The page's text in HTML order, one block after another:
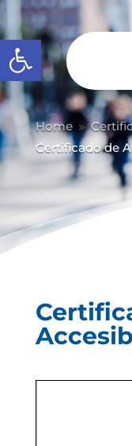
Abrir barra de
Home 9
Certificado de